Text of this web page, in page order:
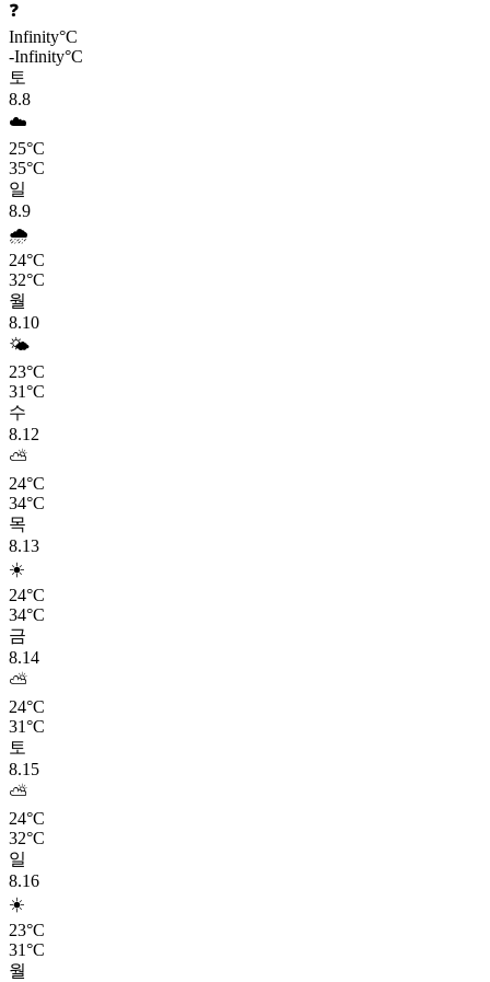
❓
Infinity°C
-Infinity°C
토
8.8
☁️
25°C
35°C
일
8.9
🌧️
24°C
32°C
월
8.10
🌤️
23°C
31°C
수
8.12
⛅
24°C
34°C
목
8.13
☀️
24°C
34°C
금
8.14
⛅
24°C
31°C
토
8.15
⛅
24°C
32°C
일
8.16
☀️
23°C
31°C
월